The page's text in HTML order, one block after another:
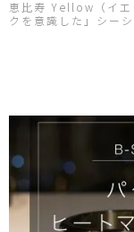
恵比寿 Yellow（イエ
クを意識した」シー